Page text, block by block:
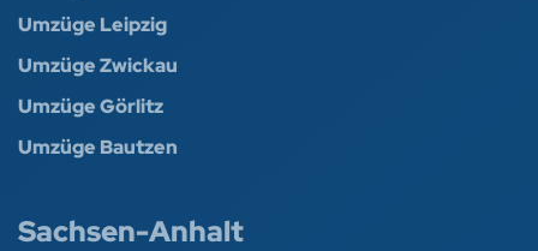
Umzüge Leipzig
Umzüge Zwickau
Umzüge Görlitz
Umzüge Bautzen
Sachsen-Anhalt